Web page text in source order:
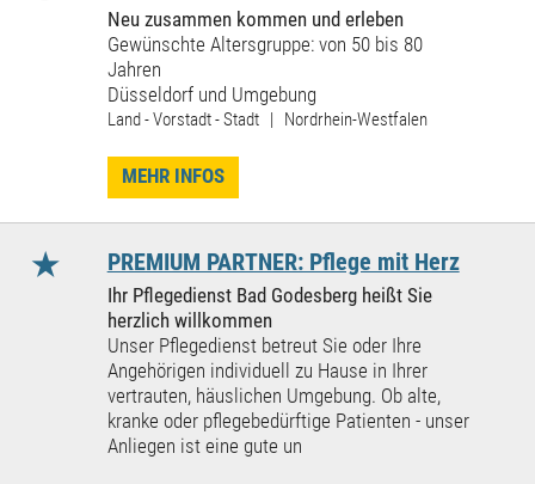
Neu zusammen kommen und erleben
Gewünschte Altersgruppe: von 50 bis 80
Jahren
Düsseldorf und Umgebung
Land - Vorstadt - Stadt | Nordrhein-Westfalen
MEHR INFOS
★ PREMIUM PARTNER: Pflege mit Herz
Ihr Pflegedienst Bad Godesberg heißt Sie
herzlich willkommen
Unser Pflegedienst betreut Sie oder Ihre
Angehörigen individuell zu Hause in Ihrer
vertrauten, häuslichen Umgebung. Ob alte,
kranke oder pflegebedürftige Patienten - unser
Anliegen ist eine gute un